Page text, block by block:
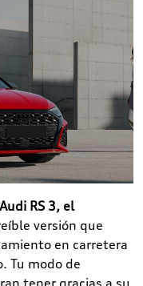
Audi RS 3, el
versión que
en carretera
Tu modo de